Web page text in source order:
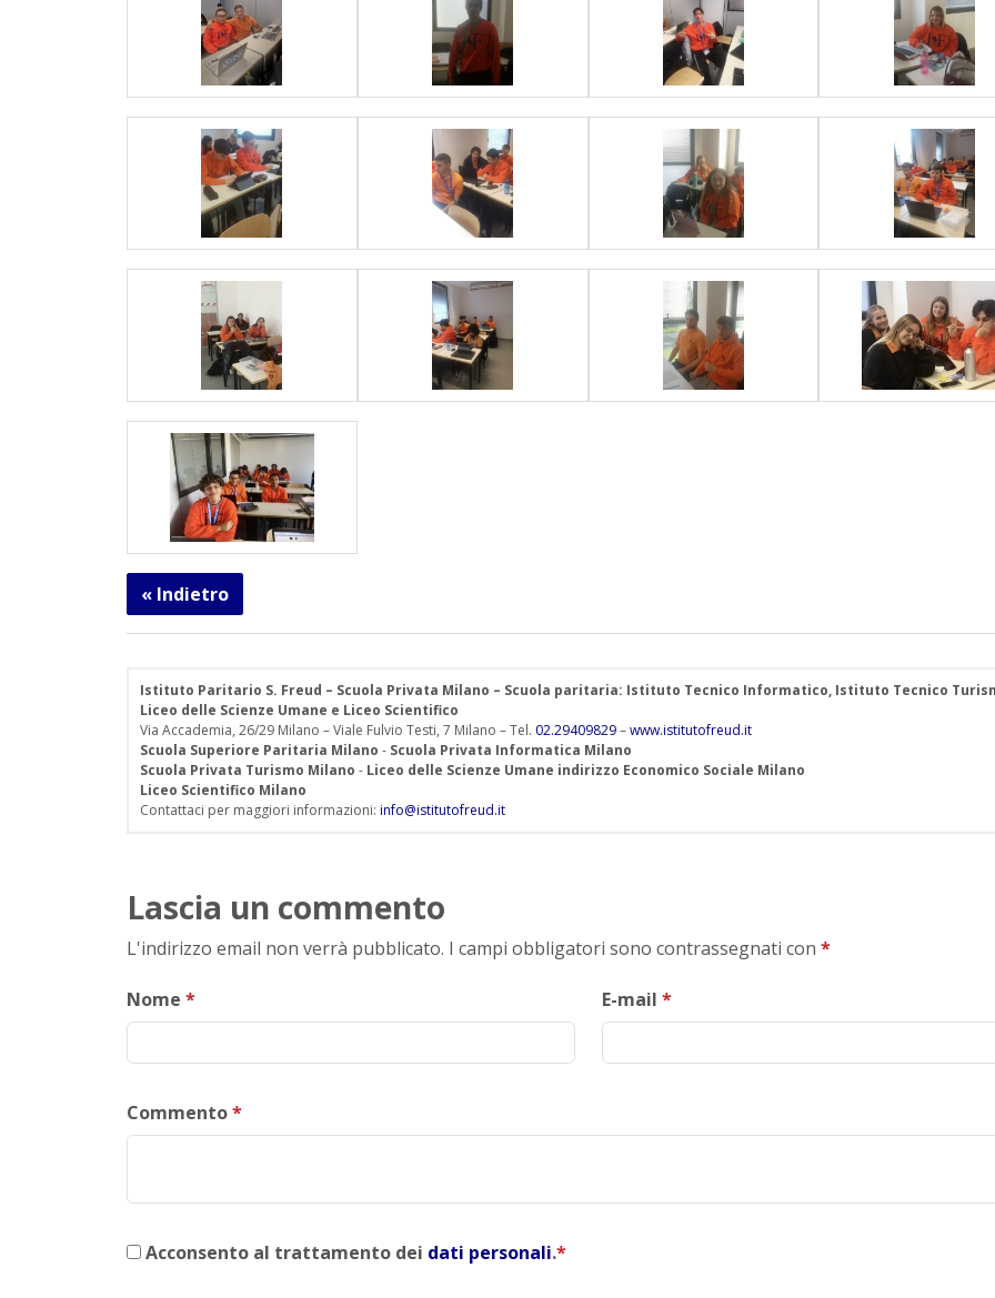
« Indietro
Istituto Paritario S. Freud – Scuola Privata Milano – Scuola paritaria: Istituto Tecnico Informatico, Istituto Tecnico
Liceo delle Scienze Umane e Liceo Scientifico
Via Accademia, 26/29 Milano – Viale Fulvio Testi, 7 Milano – Tel. 02.29409829–www.istitutofreud.it
Scuola Superiore Paritaria Milano - Scuola Privata Informatica Milano
Scuola Privata Turismo Milano - Liceo delle Scienze Umane indirizzo Economico Sociale Milano
Liceo Scientifico Milano
Contattaci per maggiori informazioni: info@istitutofreud.it
Lascia un commento
L'indirizzo email non verrà pubblicato. I campi obbligatori sono contrassegnati con *
Nome * E-mail *
Commento*
Acconsento al trattamento dei dati personali.*